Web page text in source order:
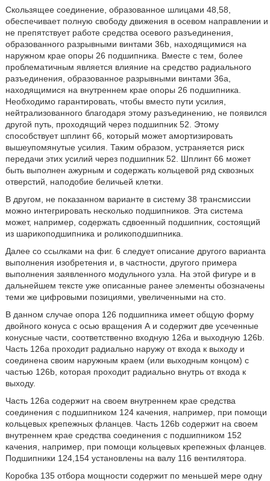
Скользящее соединение, образованное шлицами 48,58,
обеспечивает полную свободу движения в осевом направлении и
не препятствует работе средства осевого разъединения,
образованного разрывными винтами 36b, находящимися на
наружном крае опоры 26 подшипника. Вместе с тем, более
проблематичным является влияние на средство радиального
разъединения, образованное разрывными винтами 36а,
находящимися на внутреннем крае опоры 26 подшипника.
Необходимо гарантировать, чтобы вместо пути усилия,
нейтрализованного благодаря этому разъединению, не появился
другой путь, проходящий через подшипник 52. Этому
способствует шплинт 66, который может амортизировать
вышеупомянутые усилия. Таким образом, устраняется риск
передачи этих усилий через подшипник 52. Шплинт 66 может
быть выполнен ажурным и содержать кольцевой ряд сквозных
отверстий, наподобие беличьей клетки.
В другом, не показанном варианте в систему 38 трансмиссии
можно интегрировать несколько подшипников. Эта система
может, например, содержать сдвоенный подшипник, состоящий
из шарикоподшипника и роликоподшипника.
Далее со ссылками на фиг. 6 следует описание другого варианта
выполнения изобретения и, в частности, другого примера
выполнения заявленного модульного узла. На этой фигуре и в
дальнейшем тексте уже описанные ранее элементы обозначены
теми же цифровыми позициями, увеличенными на сто.
В данном случае опора 126 подшипника имеет общую форму
двойного конуса с осью вращения А и содержит две усеченные
конусные части, соответственно входную 126а и выходную 126b.
Часть 126а проходит радиально наружу от входа к выходу и
соединена своим наружным краем (или выходным концом) с
частью 126b, которая проходит радиально внутрь от входа к
выходу.
Часть 126а содержит на своем внутреннем крае средства
соединения с подшипником 124 качения, например, при помощи
кольцевых крепежных фланцев. Часть 126b содержит на своем
внутреннем крае средства соединения с подшипником 152
качения, например, при помощи кольцевых крепежных фланцев.
Подшипники 124,154 установлены на валу 116 вентилятора.
Коробка 135 отбора мощности содержит по меньшей мере одну